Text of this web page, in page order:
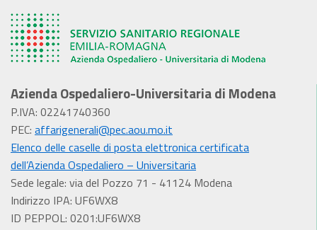
Azienda Ospedaliero-Universitaria di Modena
P.IVA: 02241740360
PEC: affarigenerali@pec.aou.mo.it
Elenco delle caselle di posta elettronica certificata
dell’Azienda Ospedaliero – Universitaria
Sede legale: via del Pozzo 71 - 41124 Modena
Indirizzo IPA: UF6WX8
ID PEPPOL: 0201:UF6WX8